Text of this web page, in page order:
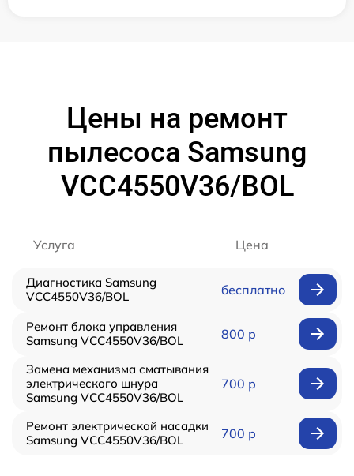
Цены на ремонт
пылесоса Samsung
VCC4550V36/BOL
Услуга Цена
Диагностика Samsung
VCC4550V36/BOL
бесплатно
Ремонт блока управления
Samsung VCC4550V36/BOL
800 р
Замена механизма сматывания
электрического шнура
Samsung VCC4550V36/BOL
700 р
Ремонт электрической насадки
Samsung VCC4550V36/BOL
700 р